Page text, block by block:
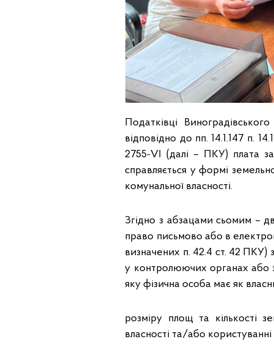
Податківці
відповідно до пп. 14.1.147 п.
2755-VІ (далі – ПКУ) плата
справляється у формі
комунальної власності.
Згідно з абзацами сьомим –
право письмово або в
визначених п. 42.4 ст. 42 ПКУ)
у контролюючих органах або
яку фізична особа має як
розміру площ та кількості
власності та/або